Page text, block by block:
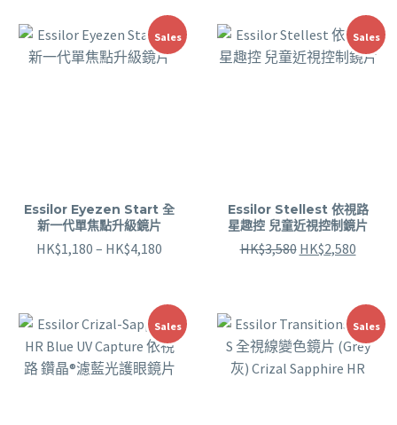
Sales
Essilor Eyezen Start 全
新一代單焦點升級鏡片
HK$1,180 – HK$4,180
Sales
Essilor Stellest 依視路
星趣控 兒童近視控制鏡片
HK$3,580 HK$2,580
Sales Sales